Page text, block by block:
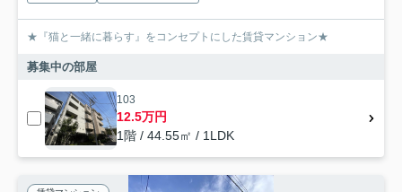
★『猫と一緒に暮らす』をコンセプトにした賃貸マンション★
募集中の部屋
103
12.5万円
1階 / 44.55㎡ / 1LDK